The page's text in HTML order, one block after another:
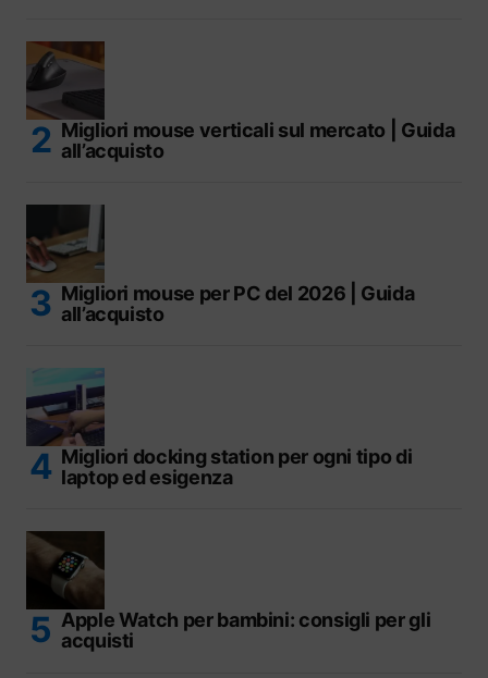
Migliori mouse verticali sul mercato | Guida
all’acquisto
Migliori mouse per PC del 2026 | Guida
all’acquisto
Migliori docking station per ogni tipo di
laptop ed esigenza
Apple Watch per bambini: consigli per gli
acquisti